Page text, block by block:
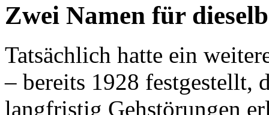
Zwei Namen für
Tatsächlich hatte ein
– bereits 1928 festgestellt,
langfristig Gehstörungen